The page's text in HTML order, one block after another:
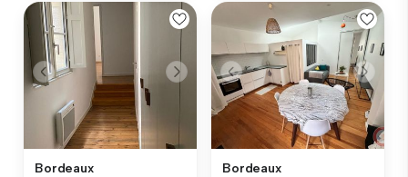
Bordeaux Bordeaux